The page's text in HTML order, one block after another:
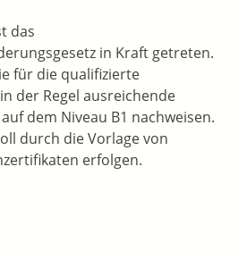
das
in Kraft getreten.
für die qualifizierte
der Regel ausreichende
dem Niveau B1 nachweisen.
durch die Vorlage von
erfolgen.